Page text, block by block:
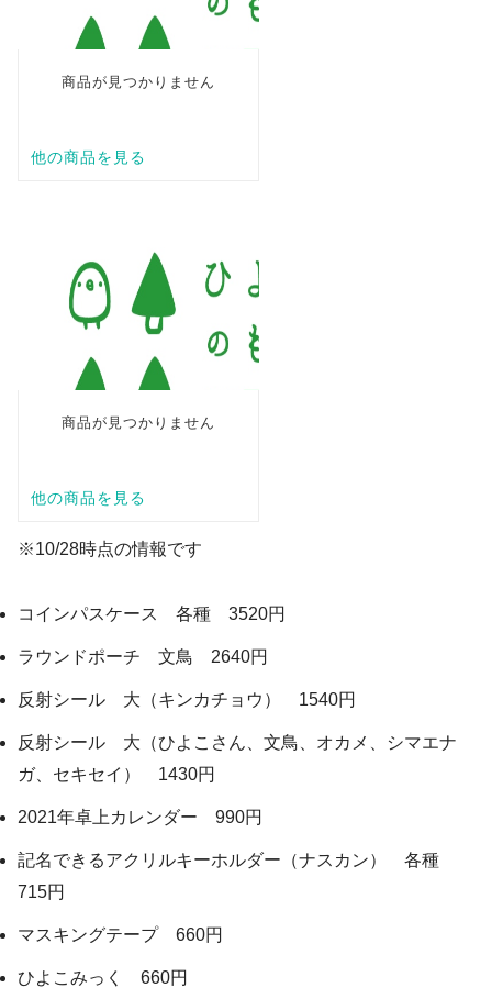
※10/28時点の情報です
コインパスケース 各種 3520円
ラウンドポーチ 文鳥 2640円
反射シール 大（キンカチョウ） 1540円
反射シール 大（ひよこさん、文鳥、オカメ、シマエナ
ガ、セキセイ） 1430円
2021年卓上カレンダー 990円
記名できるアクリルキーホルダー（ナスカン） 各種
715円
マスキングテープ 660円
ひよこみっく 660円